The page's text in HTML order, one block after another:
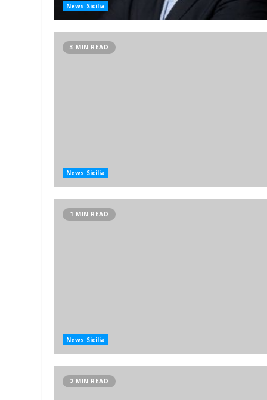
News Sicilia
3 MIN READ
News Sicilia
1 MIN READ
News Sicilia
2 MIN READ